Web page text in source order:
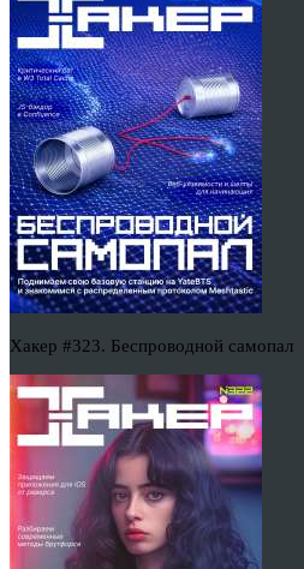
Хакер #323. Беспроводной самопал